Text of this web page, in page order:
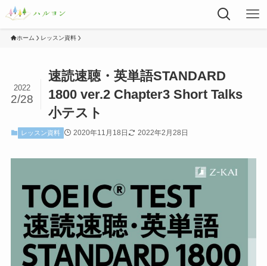
ホーム レッスン資料
速読速聴・英単語STANDARD
1800 ver.2 Chapter3 Short Talks
小テスト
2022
2/28
レッスン資料 2020年11月18日 2022年2月28日